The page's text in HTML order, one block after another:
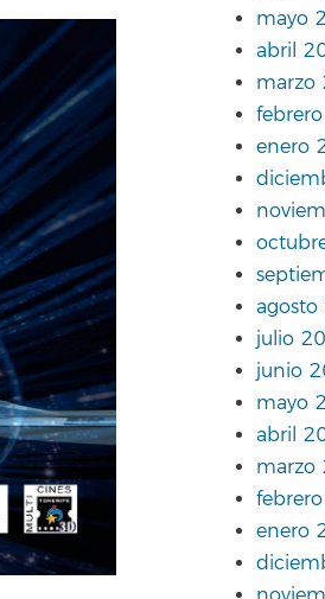
mayo
abril
marzo
enero
julio
junio
mayo
abril
marzo
enero